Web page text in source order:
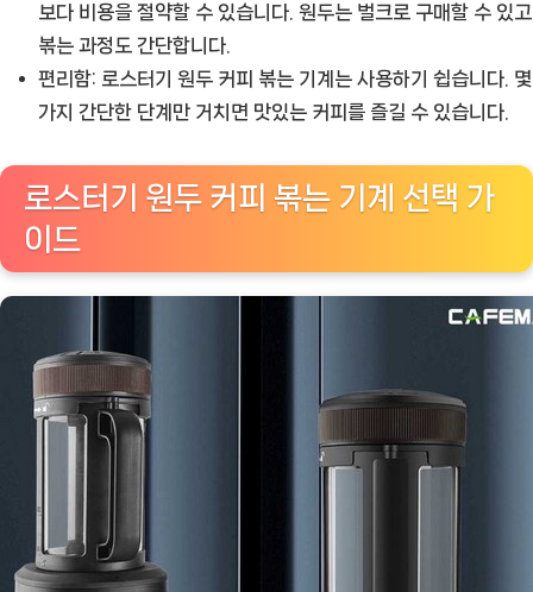
보다 비용을 절약할 수 있습니다. 원두는 벌크로 구매할 수 있고
볶는 과정도 간단합니다.
편리함: 로스터기 원두 커피 볶는 기계는 사용하기 쉽습니다. 몇
가지 간단한 단계만 거치면 맛있는 커피를 즐길 수 있습니다.
로스터기 원두 커피 볶는 기계 선택 가
이드